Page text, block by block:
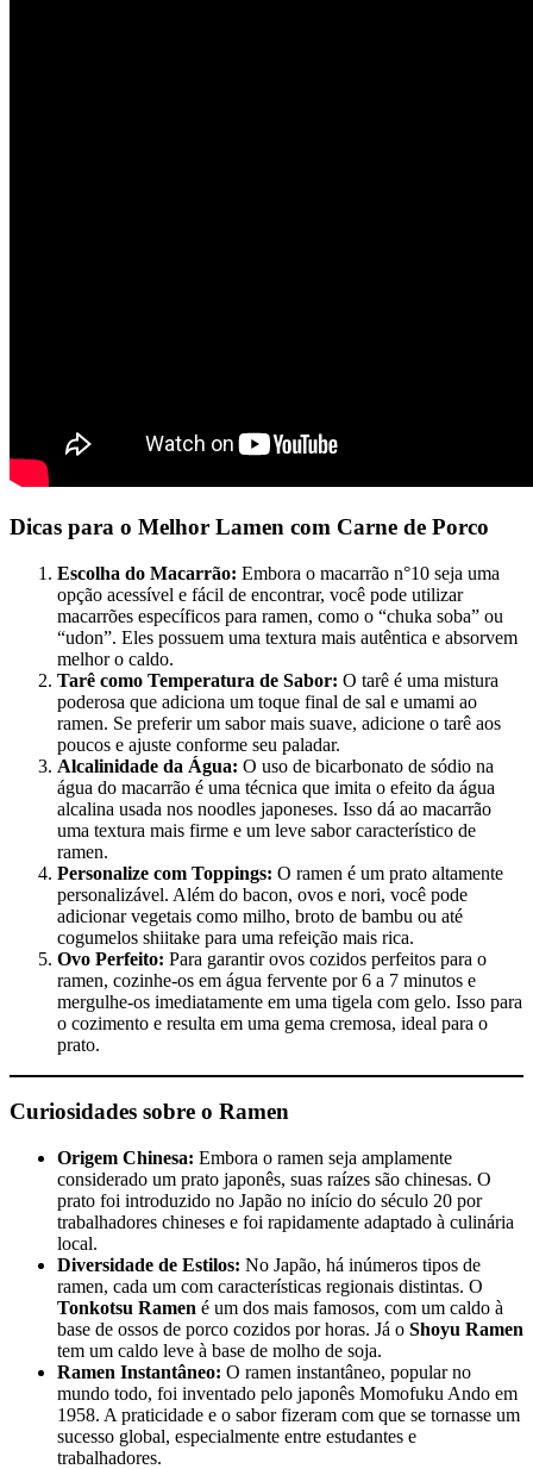
Dicas para o Melhor Lamen com Carne de Porco
Escolha do Macarrão: Embora o macarrão n°10 seja uma
opção acessível e fácil de encontrar, você pode utilizar
macarrões específicos para ramen, como o “chuka soba” ou
“udon”. Eles possuem uma textura mais autêntica e absorvem
melhor o caldo.
Tarê como Temperatura de Sabor: O tarê é uma mistura
poderosa que adiciona um toque final de sal e umami ao
ramen. Se preferir um sabor mais suave, adicione o tarê aos
poucos e ajuste conforme seu paladar.
Alcalinidade da Água: O uso de bicarbonato de sódio na
água do macarrão é uma técnica que imita o efeito da água
alcalina usada nos noodles japoneses. Isso dá ao macarrão
uma textura mais firme e um leve sabor característico de
ramen.
Personalize com Toppings: O ramen é um prato altamente
personalizável. Além do bacon, ovos e nori, você pode
adicionar vegetais como milho, broto de bambu ou até
cogumelos shiitake para uma refeição mais rica.
Ovo Perfeito: Para garantir ovos cozidos perfeitos para o
ramen, cozinhe-os em água fervente por 6 a 7 minutos e
mergulhe-os imediatamente em uma tigela com gelo. Isso para
o cozimento e resulta em uma gema cremosa, ideal para o
prato.
Curiosidades sobre o Ramen
Origem Chinesa: Embora o ramen seja amplamente
considerado um prato japonês, suas raízes são chinesas. O
prato foi introduzido no Japão no início do século 20 por
trabalhadores chineses e foi rapidamente adaptado à culinária
local.
Diversidade de Estilos: No Japão, há inúmeros tipos de
ramen, cada um com características regionais distintas. O
Tonkotsu Ramen é um dos mais famosos, com um caldo à
base de ossos de porco cozidos por horas. Já o Shoyu Ramen
tem um caldo leve à base de molho de soja.
Ramen Instantâneo: O ramen instantâneo, popular no
mundo todo, foi inventado pelo japonês Momofuku Ando em
1958. A praticidade e o sabor fizeram com que se tornasse um
sucesso global, especialmente entre estudantes e
trabalhadores.